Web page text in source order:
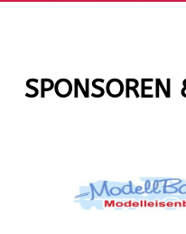
SPONSOREN